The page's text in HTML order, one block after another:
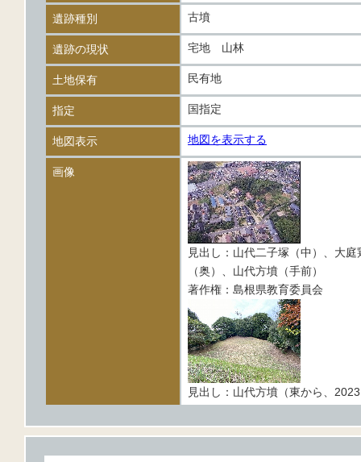
遺跡種別 古墳
遺跡の現状 宅地 山林
土地保有 民有地
指定 国指定
地図表示 地図を表示する
画像
見出し：山代二子塚（中）、大庭
（奥）、山代方墳（手前）
著作権：島根県教育委員会
見出し：山代方墳（東から、